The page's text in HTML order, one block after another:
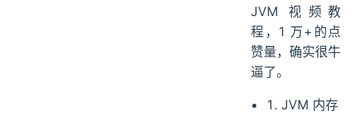
JVM 视频教
程，1 万+的点
赞量，确实很牛
逼了。
JVM 内存